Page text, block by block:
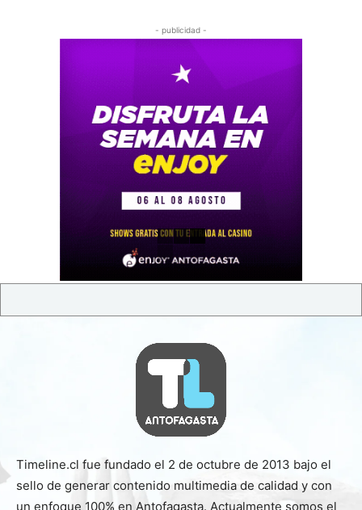
- publicidad -
Timeline.cl fue fundado el 2 de octubre de 2013 bajo el
sello de generar contenido multimedia de calidad y con
un enfoque 100% en Antofagasta. Actualmente somos el